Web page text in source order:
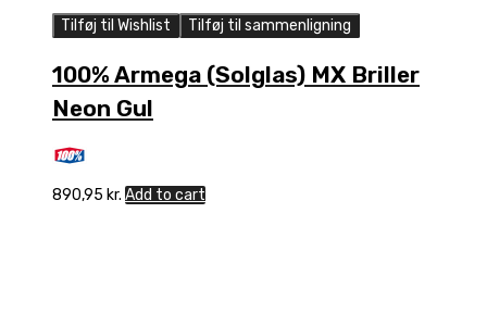
Tilføj til Wishlist Tilføj til sammenligning
100% Armega (Solglas) MX Briller
Neon Gul
890,95 kr. Add to cart